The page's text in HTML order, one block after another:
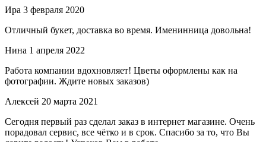
Ира 3 февраля 2020
Отличный букет, доставка во время. Именинница довольна!
Нина 1 апреля 2022
Работа компании вдохновляет! Цветы оформлены как на
фотографии. Ждите новых заказов)
Алексей 20 марта 2021
Сегодня первый раз сделал заказ в интернет магазине. Очень
порадовал сервис, все чётко и в срок. Спасибо за то, что Вы